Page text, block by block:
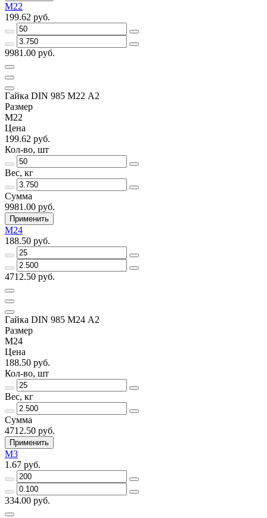
М22
199.62 руб.
9981.00 руб.
Гайка DIN 985 М22 А2
Размер
М22
Цена
199.62 руб.
Кол-во, шт
Вес, кг
Сумма
9981.00 руб.
Применить
М24
188.50 руб.
4712.50 руб.
Гайка DIN 985 М24 А2
Размер
М24
Цена
188.50 руб.
Кол-во, шт
Вес, кг
Сумма
4712.50 руб.
Применить
М3
1.67 руб.
334.00 руб.